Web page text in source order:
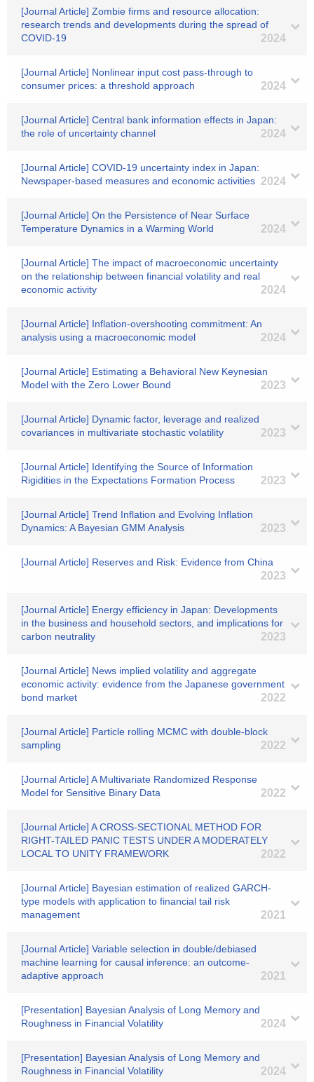
[Journal Article] Zombie firms and resource allocation:
research trends and developments during the spread of
COVID-19
2024
[Journal Article] Nonlinear input cost pass-through to
consumer prices: a threshold approach
2024
[Journal Article] Central bank information effects in Japan:
the role of uncertainty channel
2024
[Journal Article] COVID-19 uncertainty index in Japan:
Newspaper-based measures and economic activities 2024
[Journal Article] On the Persistence of Near Surface
Temperature Dynamics in a Warming World
2024
[Journal Article] The impact of macroeconomic uncertainty
on the relationship between financial volatility and real
economic activity
2024
[Journal Article] Inflation-overshooting commitment: An
analysis using a macroeconomic model
2024
[Journal Article] Estimating a Behavioral New Keynesian
Model with the Zero Lower Bound
2023
[Journal Article] Dynamic factor, leverage and realized
covariances in multivariate stochastic volatility
2023
[Journal Article] Identifying the Source of Information
Rigidities in the Expectations Formation Process
2023
[Journal Article] Trend Inflation and Evolving Inflation
Dynamics: A Bayesian GMM Analysis
2023
[Journal Article] Reserves and Risk: Evidence from China
2023
[Journal Article] Energy efficiency in Japan: Developments
in the business and household sectors, and implications for
carbon neutrality
2023
[Journal Article] News implied volatility and aggregate
economic activity: evidence from the Japanese government
bond market
2022
[Journal Article] Particle rolling MCMC with double-block
sampling
2022
[Journal Article] A Multivariate Randomized Response
Model for Sensitive Binary Data
2022
[Journal Article] A CROSS-SECTIONAL METHOD FOR
RIGHT-TAILED PANIC TESTS UNDER A MODERATELY
LOCAL TO UNITY FRAMEWORK
2022
[Journal Article] Bayesian estimation of realized GARCH-
type models with application to financial tail risk
management
2021
[Journal Article] Variable selection in double/debiased
machine learning for causal inference: an outcome-
adaptive approach
2021
[Presentation] Bayesian Analysis of Long Memory and
Roughness in Financial Volatility
2024
[Presentation] Bayesian Analysis of Long Memory and
Roughness in Financial Volatility
2024